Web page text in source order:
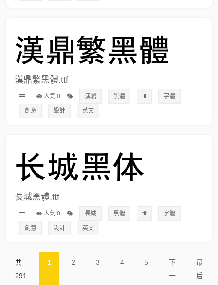
漢鼎繁黑體.ttf
人氣:0 漢鼎 黑體 ttf 字體
創意 設計 英文
長城黑體.ttf
人氣:0 長城 黑體 ttf 字體
創意 設計 英文
共
291
1 2 3 4 5
下
一
最
后